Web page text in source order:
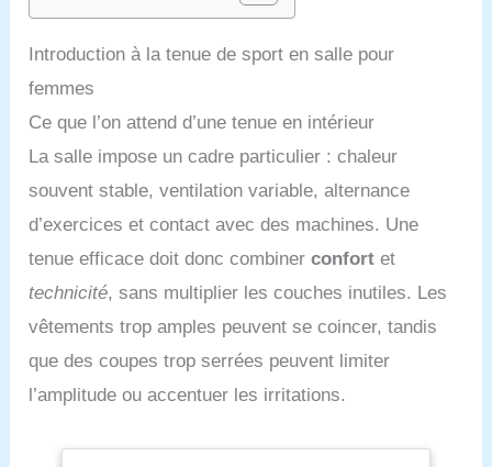
Introduction à la tenue de sport en salle pour
femmes
Ce que l’on attend d’une tenue en intérieur
La salle impose un cadre particulier : chaleur
souvent stable, ventilation variable, alternance
d’exercices et contact avec des machines. Une
tenue efficace doit donc combinerconfort et
technicité, sans multiplier les couches inutiles. Les
vêtements trop amples peuvent se coincer, tandis
que des coupes trop serrées peuvent limiter
l’amplitude ou accentuer les irritations.